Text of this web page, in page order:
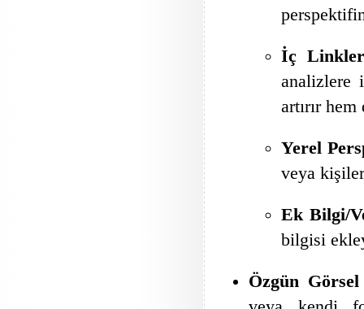
İç
analizlere
artırır
Yerel
veya
Ek Bilgi/
bilgisi
Özgün